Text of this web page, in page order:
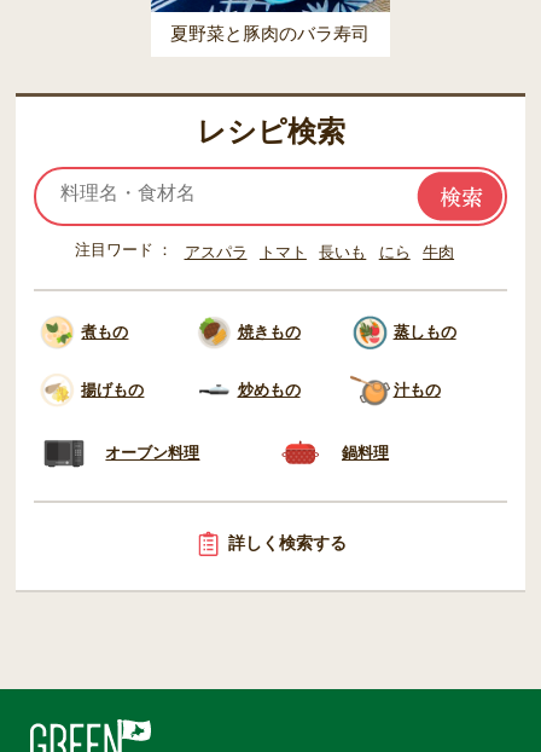
夏野菜と豚肉のバラ寿司
レシピ検索
注目ワード アスパラ トマト 長いも にら 牛肉
煮もの 焼きもの 蒸しもの
揚げもの 炒めもの 汁もの
オーブン料理 鍋料理
詳しく検索する